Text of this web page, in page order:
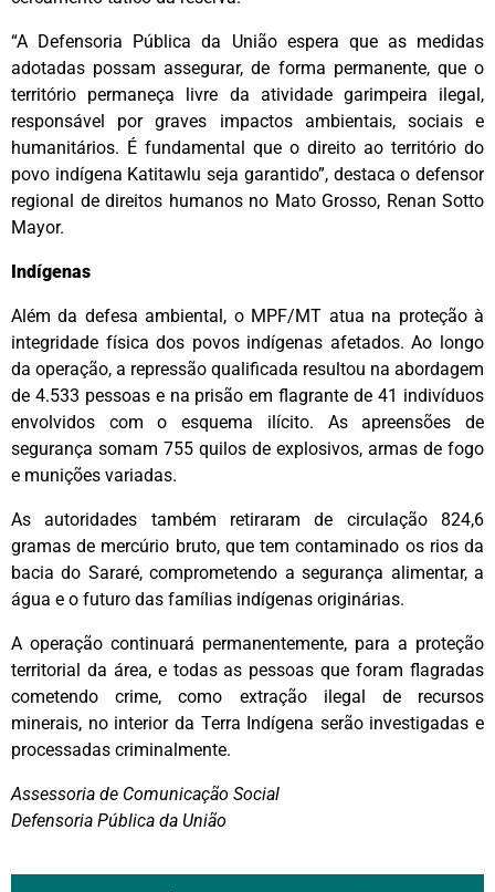
“A Defensoria Pública da União espera que as medidas
adotadas possam assegurar, de forma permanente, que o
território permaneça livre da atividade garimpeira ilegal,
responsável por graves impactos ambientais, sociais e
humanitários. É fundamental que o direito ao território do
povo indígena Katitawlu seja garantido”, destaca o defensor
regional de direitos humanos no Mato Grosso, Renan Sotto
Mayor.
Indígenas
Além da defesa ambiental, o MPF/MT atua na proteção à
integridade física dos povos indígenas afetados. Ao longo
da operação, a repressão qualificada resultou na abordagem
de 4.533 pessoas e na prisão em flagrante de 41 indivíduos
envolvidos com o esquema ilícito. As apreensões de
segurança somam 755 quilos de explosivos, armas de fogo
e munições variadas.
As autoridades também retiraram de circulação 824,6
gramas de mercúrio bruto, que tem contaminado os rios da
bacia do Sararé, comprometendo a segurança alimentar, a
água e o futuro das famílias indígenas originárias.
A operação continuará permanentemente, para a proteção
territorial da área, e todas as pessoas que foram flagradas
cometendo crime, como extração ilegal de recursos
minerais, no interior da Terra Indígena serão investigadas e
processadas criminalmente.
Assessoria de Comunicação Social
Defensoria Pública da União